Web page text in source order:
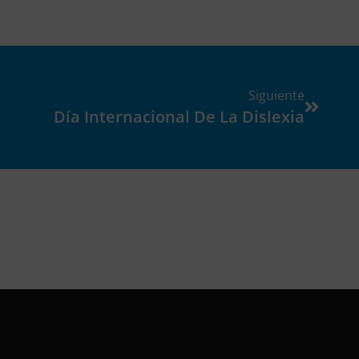
Siguiente
Día Internacional De La Dislexia